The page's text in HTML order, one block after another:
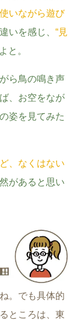
いながら遊び
いを感じ、 “見
と。
ら鳥の鳴き声
、お空をなが
姿を見てみた
、なくはない
があると思い
。でも具体的
ところは、東